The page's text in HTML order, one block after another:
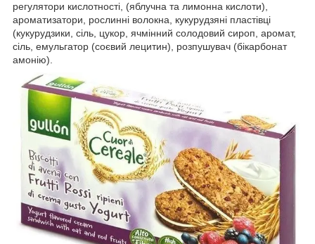
регулятори кислотності, (яблучна та лимонна кислоти),
ароматизатори, рослинні волокна, кукурудзяні пластівці
(кукурудзики, сіль, цукор, ячмінний солодовий сироп, аромат,
сіль, емульгатор (соєвий лецитин), розпушувач (бікарбонат
амонію).